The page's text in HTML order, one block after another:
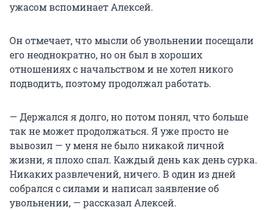
ужасом вспоминает Алексей.
Он отмечает, что мысли об увольнении посещали
его неоднократно, но он был в хороших
отношениях с начальством и не хотел никого
подводить, поэтому продолжал работать.
— Держался я долго, но потом понял, что больше
так не может продолжаться. Я уже просто не
вывозил — у меня не было никакой личной
жизни, я плохо спал. Каждый день как день сурка.
Никаких развлечений, ничего. В один из дней
собрался с силами и написал заявление об
увольнении, — рассказал Алексей.